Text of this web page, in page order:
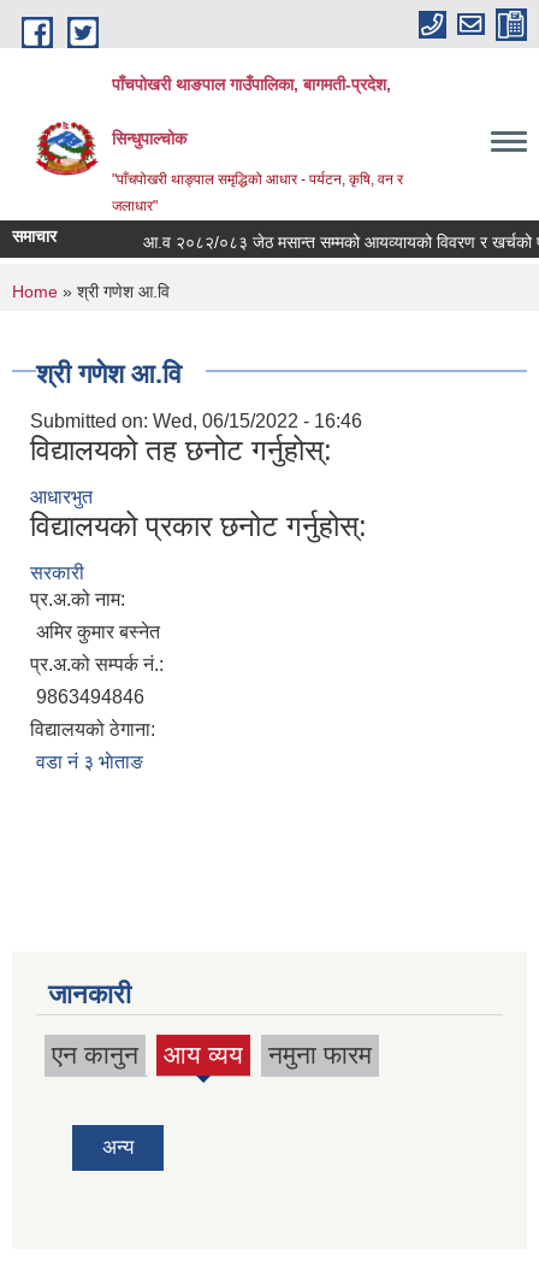
Skip to main content
पाँचपोखरी थाङपाल गाउँपालिका, बागमती-प्रदेश,
सिन्धुपाल्चोक
"पाँचपोखरी थाङ्पाल समृद्धिको आधार - पर्यटन, कृषि, वन र
जलाधार"
समाचार आ.व २०८२/०८३ जेठ मसान्त सम्मको आयव्यायको विवरण र खर्चको
You are here
Home » श्री गणेश आ.वि
श्री गणेश आ.वि
Submitted on: Wed, 06/15/2022 - 16:46
विद्यालयको तह छनोट गर्नुहोस्:
आधारभुत
विद्यालयको प्रकार छनोट गर्नुहोस्:
सरकारी
प्र.अ.को नाम:
अमिर कुमार बस्नेत
प्र.अ.को सम्पर्क नं.:
9863494846
विद्यालयको ठेगाना:
वडा नं ३ भाेताङ
जानकारी
एन कानुन आय व्यय
(active
नमुना फारम
अन्य